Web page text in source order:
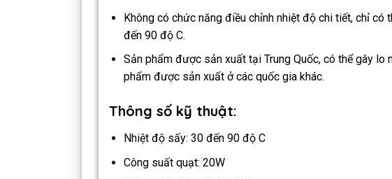
Không có chức năng điều chỉnh nhiệt độ chi tiết, chỉ
đến 90 độ C.
Sản phẩm được sản xuất tại Trung Quốc, có thể gây
phẩm được sản xuất ở các quốc gia khác.
Thông số kỹ thuật:
Nhiệt độ sấy: 30 đến 90 độ C
Công suất quạt: 20W